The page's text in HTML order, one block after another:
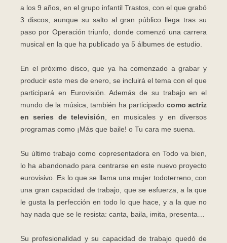
a los 9 años, en el grupo infantil Trastos, con el que grabó
3 discos, aunque su salto al gran público llega tras su
paso por Operación triunfo, donde comenzó una carrera
musical en la que ha publicado ya 5 álbumes de estudio.
En el próximo disco, que ya ha comenzado a grabar y
producir este mes de enero, se incluirá el tema con el que
participará en Eurovisión. Además de su trabajo en el
mundo de la música, también ha participado como actriz
en series de televisión , en musicales y en diversos
programas como ¡Más que baile! o Tu cara me suena.
Su último trabajo como copresentadora en Todo va bien,
lo ha abandonado para centrarse en este nuevo proyecto
eurovisivo. Es lo que se llama una mujer todoterreno, con
una gran capacidad de trabajo, que se esfuerza, a la que
le gusta la perfección en todo lo que hace, y a la que no
hay nada que se le resista: canta, baila, imita, presenta…
Su profesionalidad y su capacidad de trabajo quedó de